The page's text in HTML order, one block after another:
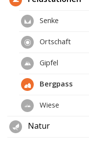
Senke
Ortschaft
Gipfel
Bergpass
Wiese
Natur